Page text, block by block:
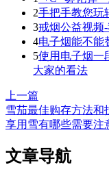
2手把手教您玩
3戒烟公益视频
4电子烟能不能
5使用电子烟一
大家的看法
上一篇
雪茄最佳购存方法和
享用雪有哪些需要注
文章导航